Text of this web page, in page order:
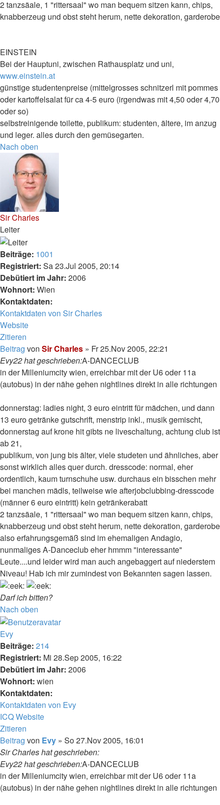
2 tanzsäale, 1 "rittersaal" wo man bequem sitzen kann, chips,
knabberzeug und obst steht herum, nette dekoration, garderobe
EINSTEIN
Bei der Hauptuni, zwischen Rathausplatz und uni,
www.einstein.at
günstige studentenpreise (mittelgrosses schnitzerl mit pommes
oder kartoffelsalat für ca 4-5 euro (irgendwas mit 4,50 oder 4,70
oder so)
selbstreinigende toilette, publikum: studenten, ältere, im anzug
und leger. alles durch den gemüsegarten.
Nach oben
Sir Charles
Leiter
Beiträge: 1001
Registriert: Sa 23.Jul 2005, 20:14
Debütiert im Jahr: 2006
Wohnort: Wien
Kontaktdaten:
Kontaktdaten von Sir Charles
Website
Zitieren
Beitrag von Sir Charles » Fr 25.Nov 2005, 22:21
Evy22 hat geschrieben:A-DANCECLUB
in der Milleniumcity wien, erreichbar mit der U6 oder 11a
(autobus) in der nähe gehen nightlines direkt in alle richtungen
donnerstag: ladies night, 3 euro eintritt für mädchen, und dann
13 euro getränke gutschrift, menstrip inkl., musik gemischt,
donnerstag auf krone hit gibts ne liveschaltung, achtung club ist
ab 21,
publikum, von jung bis älter, viele studeten und ähnliches, aber
sonst wirklich alles quer durch. dresscode: normal, eher
ordentlich, kaum turnschuhe usw. durchaus ein bisschen mehr
bei manchen mädls, teilweise wie afterjobclubbing-dresscode
(männer 6 euro eintritt) kein getränkerabatt
2 tanzsäale, 1 "rittersaal" wo man bequem sitzen kann, chips,
knabberzeug und obst steht herum, nette dekoration, garderobe
also erfahrungsgemäß sind im ehemaligen Andagio,
nunmaliges A-Danceclub eher hmmm "interessante"
Leute....und leider wird man auch angebaggert auf niederstem
Niveau! Hab ich mir zumindest von Bekannten sagen lassen.
Darf ich bitten?
Nach oben
Evy
Beiträge: 214
Registriert: Mi 28.Sep 2005, 16:22
Debütiert im Jahr: 2006
Wohnort: wien
Kontaktdaten:
Kontaktdaten von Evy
ICQWebsite
Zitieren
Beitrag von Evy » So 27.Nov 2005, 16:01
Sir Charles hat geschrieben:
Evy22 hat geschrieben:A-DANCECLUB
in der Milleniumcity wien, erreichbar mit der U6 oder 11a
(autobus) in der nähe gehen nightlines direkt in alle richtungen